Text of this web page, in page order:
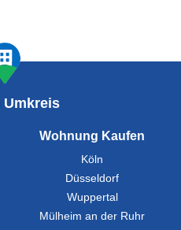
Umkreis
Wohnung Kaufen
Köln
Düsseldorf
Wuppertal
Mülheim an der Ruhr